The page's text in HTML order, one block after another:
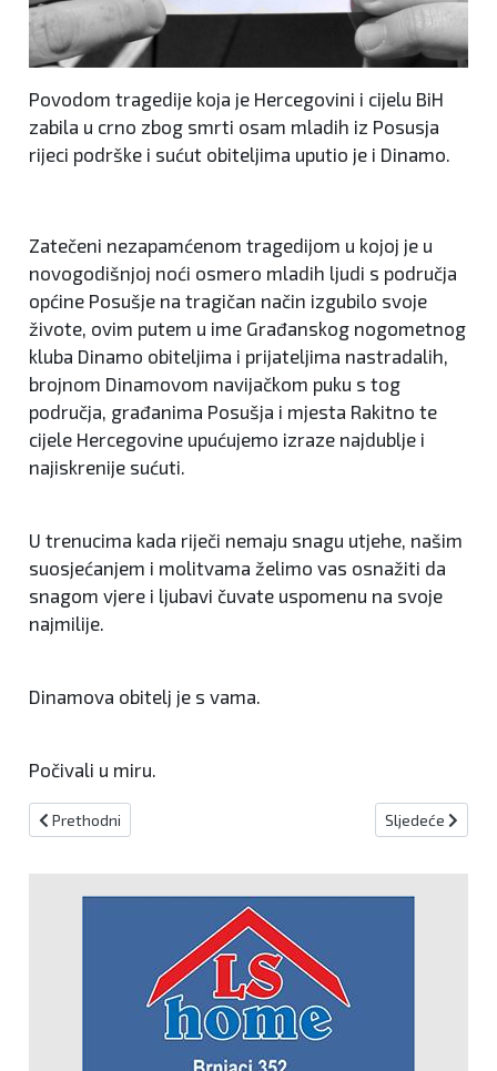
Povodom tragedije koja je Hercegovini i cijelu BiH
zabila u crno zbog smrti osam mladih iz Posusja
rijeci podrške i sućut obiteljima uputio je i Dinamo.
Zatečeni nezapamćenom tragedijom u kojoj je u
novogodišnjoj noći osmero mladih ljudi s područja
općine Posušje na tragičan način izgubilo svoje
živote, ovim putem u ime Građanskog nogometnog
kluba Dinamo obiteljima i prijateljima nastradalih,
brojnom Dinamovom navijačkom puku s tog
područja, građanima Posušja i mjesta Rakitno te
cijele Hercegovine upućujemo izraze najdublje i
najiskrenije sućuti.
U trenucima kada riječi nemaju snagu utjehe, našim
suosjećanjem i molitvama želimo vas osnažiti da
snagom vjere i ljubavi čuvate uspomenu na svoje
najmilije.
Dinamova obitelj je s vama.
Počivali u miru.
Prethodni članak: Božićni futsal kup : Tko će podići pehar u
Prethodni Sljedeći
Sljedeće